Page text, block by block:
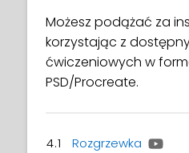
Możesz podążać za
korzystając z
ćwiczeniowych w
PSD/Procreate.
4.1 Rozgrzewka